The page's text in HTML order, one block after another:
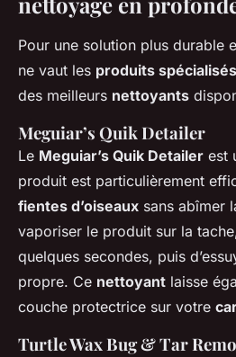
Pour une solution plus durable
ne vaut les produits spécialisés
des meilleurs nettoyants
Meguiar’s Quik Detailer
Le Meguiar’s Quik Detailer est
produit est particulièrement
fientes d’oiseaux sans abîmer
vaporiser le produit sur la
quelques secondes, puis
propre. Ce nettoyant laisse
couche protectrice sur votre
Turtle Wax Bug & Tar